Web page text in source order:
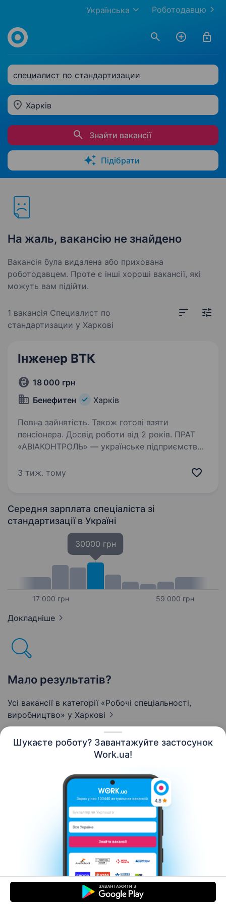
Шукаєте роботу? Завантажуйте застосунок
Work.ua!
Роботодавцю
Українська
специалист по стандартизации
Харків
Знайти вакансії
Підібрати
На жаль, вакансію не знайдено
Вакансія була видалена або прихована
роботодавцем. Проте є інші хороші вакансії, які
можуть вам підійти.
1 вакансія Специалист по
стандартизации у Харкові
Інженер ВТК
18 000 грн
Бенефитен
Харків
Повна зайнятість. Також готові взяти
пенсіонера. Досвід роботи від 2 років. ПРАТ
«АВІАКОНТРОЛЬ» — українське підприємство
та виробництва приладів, обладнання для
3 тиж. тому
Середня зарплата спеціаліста зі
стандартизації в Україні
17 000 грн
30000 грн
59 000 грн
Докладніше
Мало результатів?
Усі вакансії в категорії «Робочі спеціальності,
виробництво» у Харкові
Контакти Про нас
Кар’єра
Допомога Умови використання